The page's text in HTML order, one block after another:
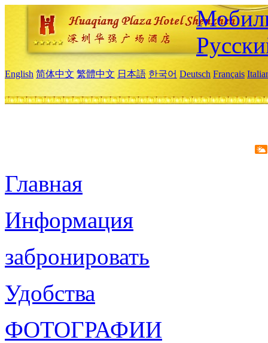
English 简体中文 繁體中文 日本語 한국어 Deutsch Français
Главная
Информация
забронировать
Удобства
ФОТОГРАФИИ